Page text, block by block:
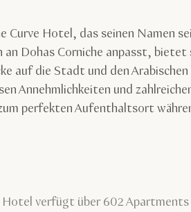
Sternen, basierend auf
Curve Hotel, das seinen Namen
an Dohas Corniche anpasst,
auf die Stadt und den
Annehmlichkeiten und
perfekten Aufenthaltsort
Hotel verfügt über 602